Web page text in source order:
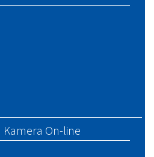
Kamera On-line